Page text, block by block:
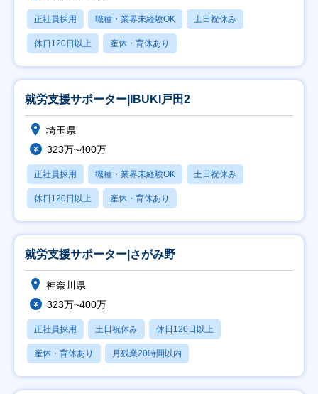
正社員採用 職種・業界未経験OK 土日祝休み
休日120日以上 産休・育休あり
就労支援サポーター|IBUKI戸田2
埼玉県
323万~400万
正社員採用 職種・業界未経験OK 土日祝休み
休日120日以上 産休・育休あり
就労支援サポーター|さがみ野
神奈川県
323万~400万
正社員採用 土日祝休み 休日120日以上
産休・育休あり 月残業20時間以内